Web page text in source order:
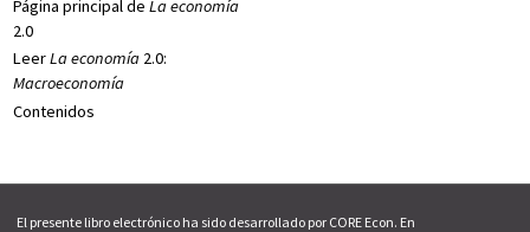
Página principal de La economía
2.0
LeerLa economía2.0:
Macroeconomía
Contenidos
El presente libro electrónico ha sido desarrollado por CORE Econ. En